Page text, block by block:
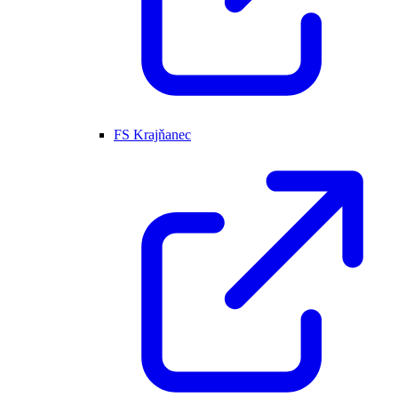
FS Krajňanec